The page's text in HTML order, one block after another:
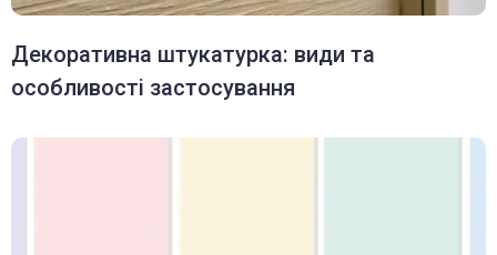
Декоративна штукатурка: види та
особливості застосування